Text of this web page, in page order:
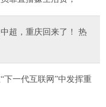
超，重庆回来了！ 热
下一代互联网”中发挥重